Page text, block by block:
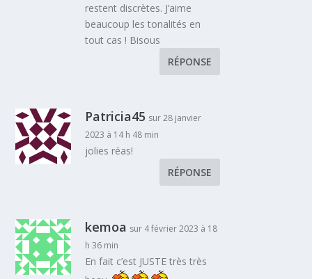
restent discrètes. J’aime
beaucoup les tonalités en
tout cas ! Bisous
RÉPONSE
Patricia45 sur 28 janvier
2023 à 14 h 48 min
jolies réas!
RÉPONSE
kemoa sur 4 février 2023 à 18
h 36 min
En fait c’est JUSTE très très